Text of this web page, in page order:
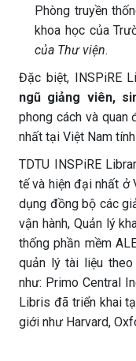
Phòng truyền
khoa học của
của Thư viện.
Đặc biệt, INSPiRE
ngũ giảng viên,
phong cách và
nhất tại Việt Nam
TDTU INSPiRE
tế và hiện đại nhất ở
dụng đồng bộ các
vận hành, Quản lý
thống phần mềm
quản lý tài liệu
như: Primo Central
Libris đã triển khai
giới như Harvard,